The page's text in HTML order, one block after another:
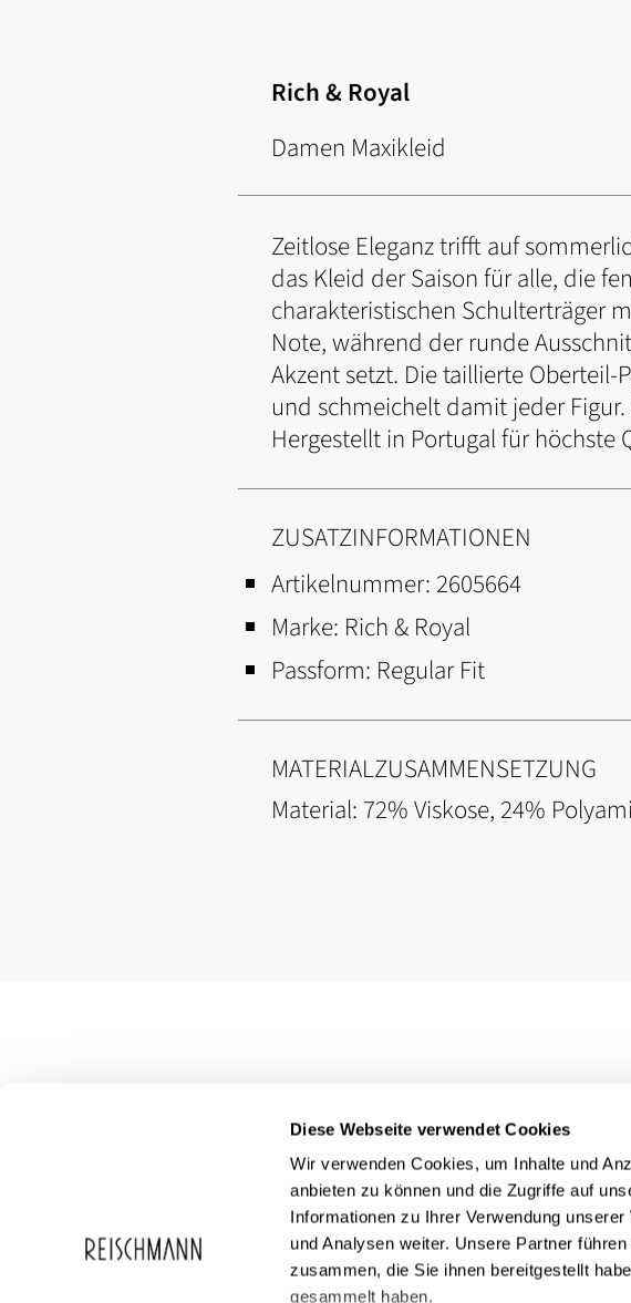
Diese Webseite verwendet Cookies
Wir verwenden Cookies, um Inhalte und
anbieten zu können und die Zugriffe auf
Informationen zu Ihrer Verwendung
und Analysen weiter. Unsere Partner
zusammen, die Sie ihnen bereitgestellt
gesammelt haben.
Rich & Royal
Damen Maxikleid
Zeitlose Eleganz trifft auf
das Kleid der Saison für alle, die
charakteristischen Schulterträger
Note, während der runde
Akzent setzt. Die taillierte
und schmeichelt damit jeder
Hergestellt in Portugal für höchste
ZUSATZINFORMATIONEN
Artikelnummer: 2605664
Marke: Rich & Royal
Passform: Regular Fit
MATERIALZUSAMMENSETZUNG
Material: 72% Viskose, 24%
Reischmann